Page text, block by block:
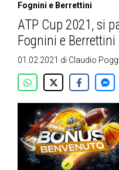
Fognini e Berrettini
ATP Cup 2021, si
Fognini e Berrettini
01.02.2021 di Claudio Poggi